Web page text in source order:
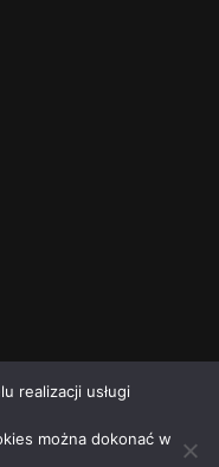
realizacji usługi
można dokonać w